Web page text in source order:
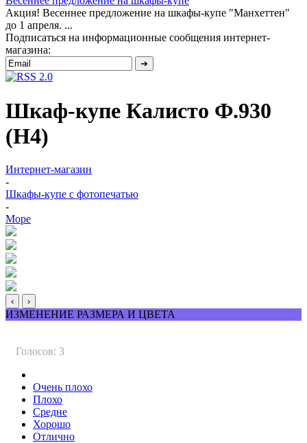
Акция! Весеннее предложение на шкафы-купе "Манхеттен"
до 1 апреля. ...
Подписаться на информационные сообщения интернет-
магазина:
Шкаф-купе Калисто Ф.930
(Н4)
Интернет-магазин
-
Шкафы-купе с фотопечатью
-
Море
‹ ›
ИЗМЕНЕНИЕ РАЗМЕРА И ЦВЕТА
Голосов: 3
Очень плохо
Плохо
Средне
Хорошо
Отлично